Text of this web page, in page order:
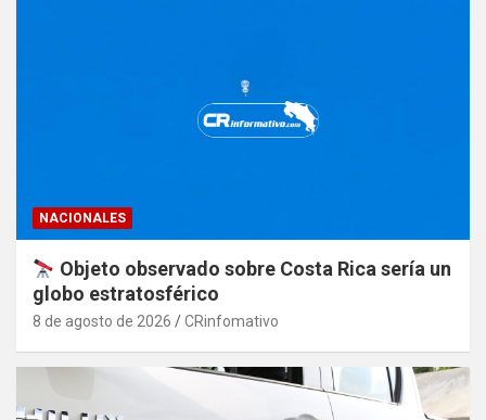
NACIONALES
Objeto observado sobre Costa Rica sería un
globo estratosférico
8 de agosto de 2026 CRinfomativo